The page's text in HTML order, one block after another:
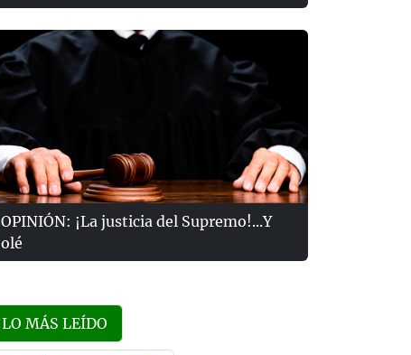
OPINIÓN: ¡La justicia del Supremo!...Y
olé
LO MÁS LEÍDO